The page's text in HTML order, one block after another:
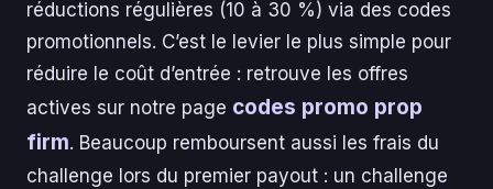
réductions régulières (10 à 30 %) via des codes
promotionnels. C’est le levier le plus simple pour
réduire le coût d’entrée : retrouve les offres
actives sur notre page codes promo prop
firm. Beaucoup remboursent aussi les frais du
challenge lors du premier payout : un challenge